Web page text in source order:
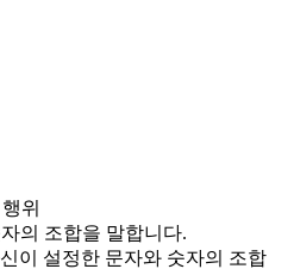
위
의 조합을 말합니다.
이 설정한 문자와 숫자의 조합